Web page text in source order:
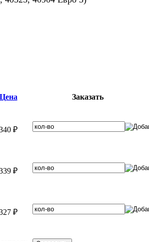
Цена Заказать
₽
₽
₽